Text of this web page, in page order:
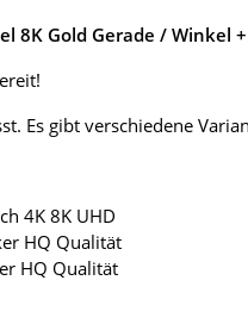
8K Gold Gerade / Winkel
Es gibt verschiedene
4K 8K UHD
HQ Qualität
HQ Qualität